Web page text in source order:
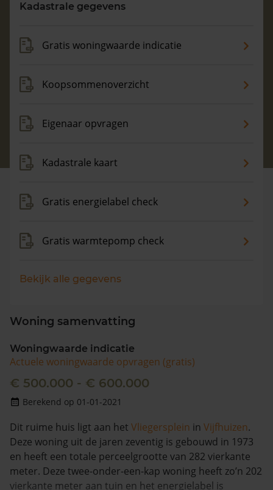
Maandag t/m vrijdag - 08:00 -18:00
Kadastrale gegevens
Gratis woningwaarde indicatie
Koopsommenoverzicht
Eigenaar opvragen
Kadastrale kaart
Gratis energielabel check
Gratis warmtepomp check
Bekijk alle gegevens
Woning samenvatting
Woningwaarde indicatie
Actuele woningwaarde opvragen (gratis)
€ 500.000 - € 600.000
Berekend op 01-01-2021
Dit ruime huis ligt aan het Vliegersplein in Vijfhuizen.
Deze woning uit de jaren zeventig is gebouwd in 1973
en heeft een totale perceelgrootte van 282 vierkante
meter. Deze twee-onder-een-kap woning heeft zo’n 202
vierkante meter aan tuin en het energielabel is